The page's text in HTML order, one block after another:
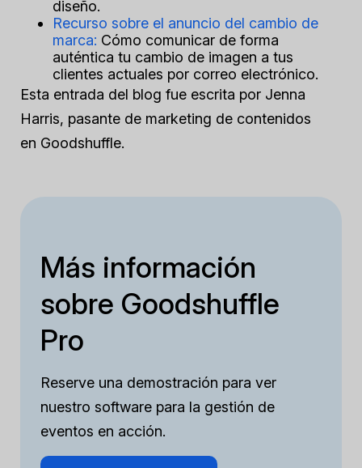
diseño.
Recurso sobre el anuncio del cambio de
marca: Cómo comunicar de forma
auténtica tu cambio de imagen a tus
clientes actuales por correo electrónico.
Esta entrada del blog fue escrita por Jenna
Harris, pasante de marketing de contenidos
en Goodshuffle.
Más información
sobre Goodshuffle
Pro
Reserve una demostración para ver
nuestro software para la gestión de
eventos en acción.